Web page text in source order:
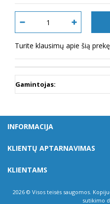
Turite klausimų apie šią
Gamintojas:
INFORMACIJA
KLIENTŲ APTARNAVIMAS
KLIENTAMS
2026 © Visos teisės saugomos.
sutikimo